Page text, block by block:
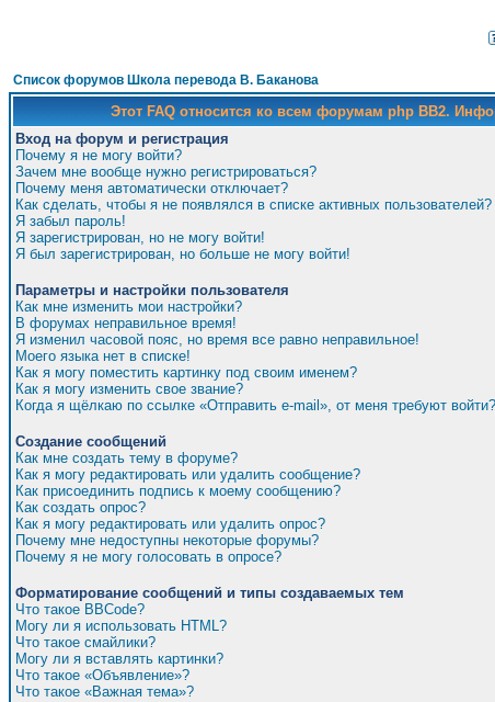
Список форумов Школа перевода В. Баканова
Этот FAQ относится ко всем форумам php BB2.
Вход на форум и регистрация
Почему я не могу войти?
Зачем мне вообще нужно регистрироваться?
Почему меня автоматически отключает?
Как сделать, чтобы я не появлялся в списке активных пользователей?
Я забыл пароль!
Я зарегистрирован, но не могу войти!
Я был зарегистрирован, но больше не могу войти!
Параметры и настройки пользователя
Как мне изменить мои настройки?
В форумах неправильное время!
Я изменил часовой пояс, но время все равно неправильное!
Моего языка нет в списке!
Как я могу поместить картинку под своим именем?
Как я могу изменить свое звание?
Когда я щёлкаю по ссылке «Отправить e-mail», от меня требуют войти?
Создание сообщений
Как мне создать тему в форуме?
Как я могу редактировать или удалить сообщение?
Как присоединить подпись к моему сообщению?
Как создать опрос?
Как я могу редактировать или удалить опрос?
Почему мне недоступны некоторые форумы?
Почему я не могу голосовать в опросе?
Форматирование сообщений и типы создаваемых тем
Что такое BBCode?
Могу ли я использовать HTML?
Что такое смайлики?
Могу ли я вставлять картинки?
Что такое «Объявление»?
Что такое «Важная тема»?